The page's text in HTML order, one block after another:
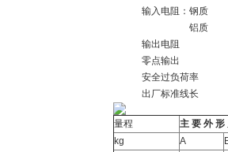
输入电阻：钢质
铝质
输出电阻
零点输出
安全过负荷率
出厂标准线长
量程
主 要 外 形
kg
A